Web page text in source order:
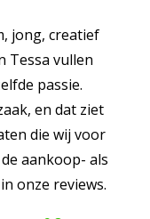
jong, creatief
Tessa vullen
passie.
en dat ziet
die wij voor
aankoop- als
onze reviews.